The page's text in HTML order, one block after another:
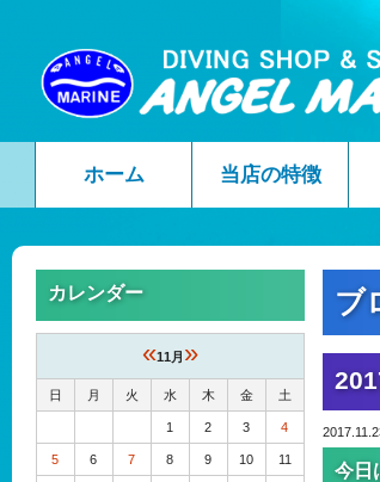
ホーム 当店の特徴
ブ
今日
カレンダー
«11月 »
日 月 火 水 木 金 土
1 2 3 4
5 6 7 8 9 10 11